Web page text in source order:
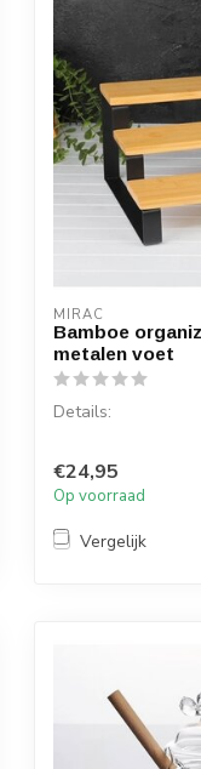
MIRAC
Bamboe
metalen voet
Details:
Afmeting: 33x26x16
Materiaal: Hout
€24,95
Op voorraad
Vergelijk